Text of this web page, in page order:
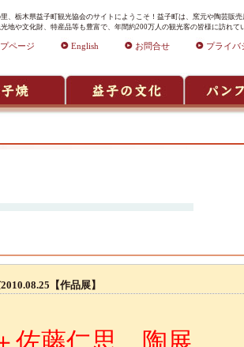
、栃木県益子町観光協会のサイトにようこそ！益子町は、窯元や陶芸販
光地や文化財、特産品等も豊富で、年間約200万人の観光客の皆様に訪れて
プページ English お問合せ プライバ
【作品展】